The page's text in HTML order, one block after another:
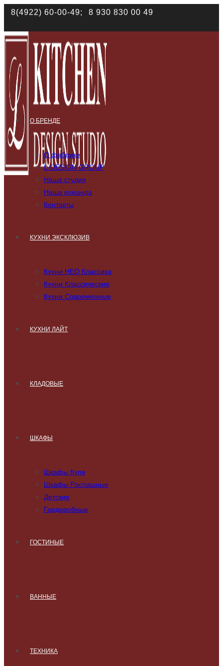
8(4922) 60-00-49; 8 930 830 00 49
О БРЕНДЕ
О фабрике
L-DESIGN GROUP
Наша студия
Наша команда
Контакты
КУХНИ ЭКСКЛЮЗИВ
Кухни НЕО Классика
Кухни Классические
Кухни Современные
КУХНИ ЛАЙТ
КЛАДОВЫЕ
ШКАФЫ
Шкафы Купе
Шкафы Распашные
Детские
Гардеробные
ГОСТИНЫЕ
ВАННЫЕ
ТЕХНИКА
Наш сайт использует файлы cookies. Продолжая им